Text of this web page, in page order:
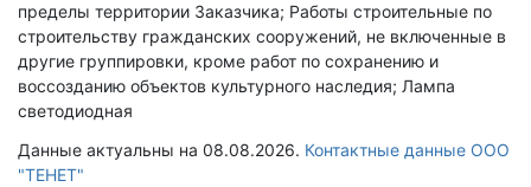
пределы территории Заказчика; Работы строительные по
строительству гражданских сооружений, не включенные в
другие группировки, кроме работ по сохранению и
воссозданию объектов культурного наследия; Лампа
светодиодная
Данные актуальны на 08.08.2026. Контактные данные ООО
"ТЕНЕТ"